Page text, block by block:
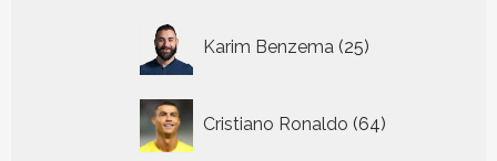
Karim Benzema 25
producten
Cristiano Ronaldo 64
producten